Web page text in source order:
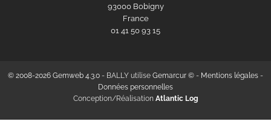
93000 Bobigny
France
‭01 41 50 93 15‬
© 2008-2026 Gemweb 4.3.0 - BALLY utilise Gemarcur © - Mentions légales -
Données personnelles
Conception/Réalisation Atlantic Log